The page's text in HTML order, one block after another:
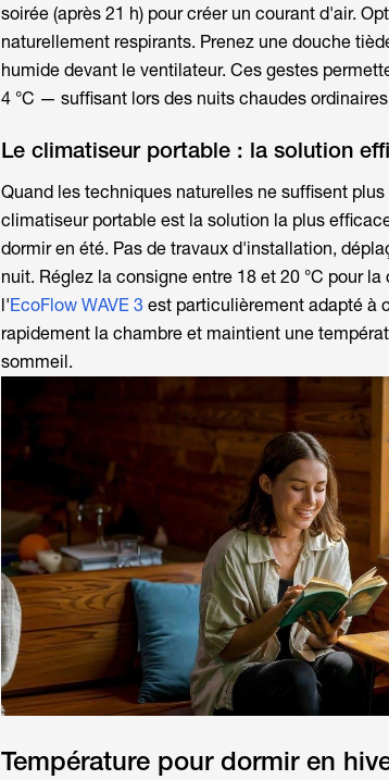
soirée (après 21 h) pour créer un courant d'air.
naturellement respirants. Prenez une douche
humide devant le ventilateur. Ces gestes
4 °C — suffisant lors des nuits chaudes
Le climatiseur portable : la solution
Quand les techniques naturelles ne suffisent
climatiseur portable est la solution la plus
dormir en été. Pas de travaux d'installation,
nuit. Réglez la consigne entre 18 et 20 °C pour
l'EcoFlow WAVE 3 est particulièrement adapté à
rapidement la chambre et maintient une
sommeil.
Température pour dormir en